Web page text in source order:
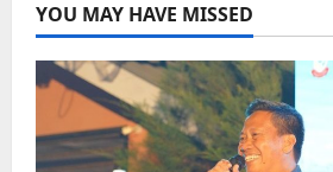
YOU MAY HAVE MISSED